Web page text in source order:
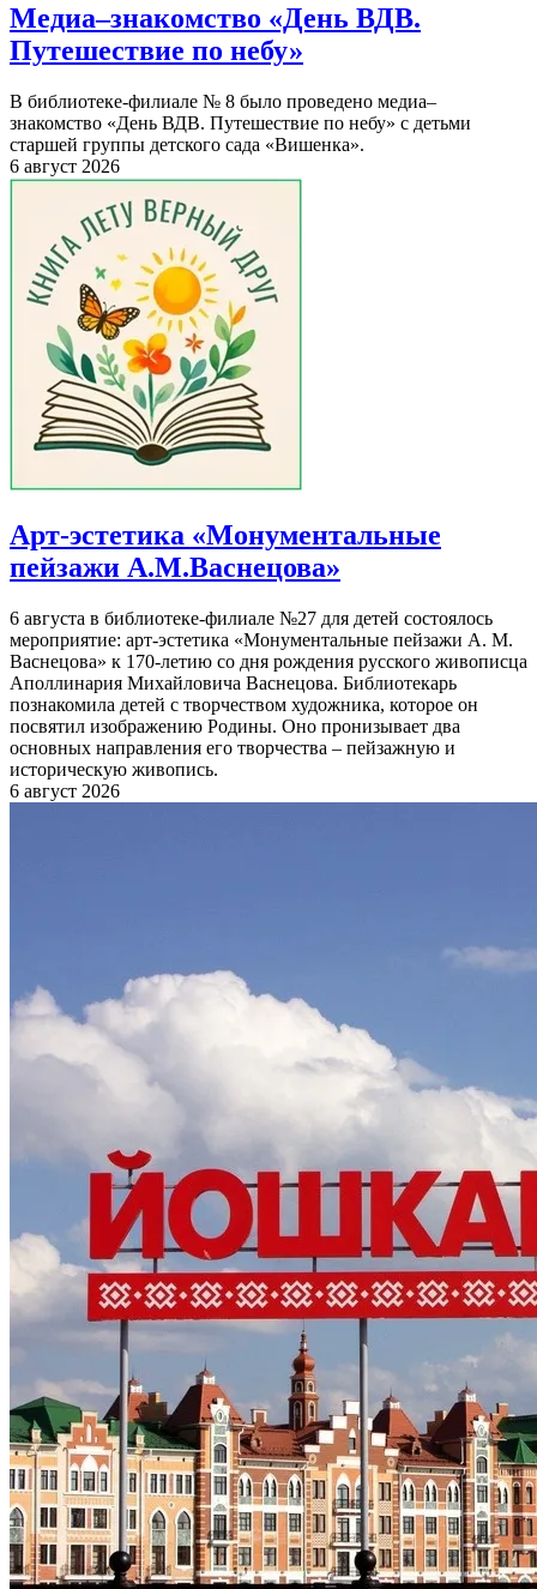
Медиа–знакомство «День ВДВ.
Путешествие по небу»
В библиотеке-филиале № 8 было проведено медиа–
знакомство «День ВДВ. Путешествие по небу» с детьми
старшей группы детского сада «Вишенка».
6 август 2026
Арт-эстетика «Монументальные
пейзажи А.М.Васнецова»
6 августа в библиотеке-филиале №27 для детей состоялось
мероприятие: арт-эстетика «Монументальные пейзажи А. М.
Васнецова» к 170-летию со дня рождения русского живописца
Аполлинария Михайловича Васнецова. Библиотекарь
познакомила детей с творчеством художника, которое он
посвятил изображению Родины. Оно пронизывает два
основных направления его творчества – пейзажную и
историческую живопись.
6 август 2026